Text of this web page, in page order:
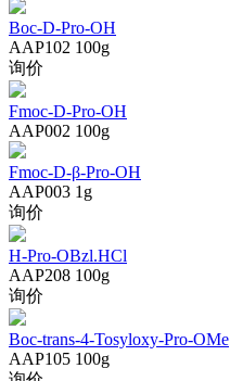
Boc-D-Pro-OH
AAP102 100g
询价
Fmoc-D-Pro-OH
AAP002 100g
Fmoc-D-β-Pro-OH
AAP003 1g
询价
H-Pro-OBzl.HCl
AAP208 100g
询价
Boc-trans-4-Tosyloxy-Pro-OMe
AAP105 100g